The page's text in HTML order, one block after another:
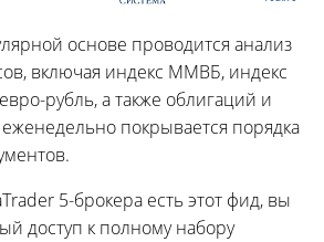
основе проводится анализ
включая индекс ММВБ, индекс
рубль, а также облигаций и
покрывается порядка
5-брокера есть этот фид, вы
доступ к полному набору